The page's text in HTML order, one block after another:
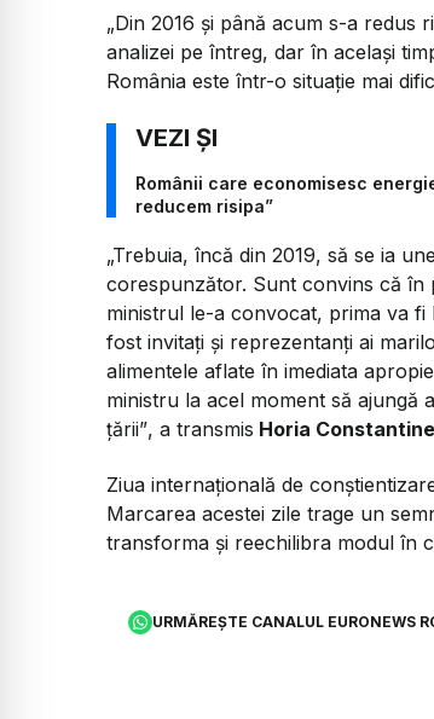
„Din 2016 și până acum s-a
analizei pe întreg, dar în același
România este într-o situație mai
Românii care economisesc
reducem risipa”
„Trebuia, încă din 2019, să se ia
corespunzător. Sunt convins că în
ministrul le-a convocat, prima va
fost invitați și reprezentanți ai
alimentele aflate în imediata
ministru la acel moment să ajungă
țării”, a transmis Horia
Ziua internaţională de
Marcarea acestei zile trage un
transforma şi reechilibra modul în
URMĂREȘTE CANALUL EURONEWS